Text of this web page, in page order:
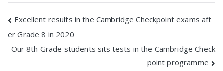
Post
navigation
Excellent results in the Cambridge Checkpoint exams aft
er Grade 8 in 2020
Our 8th Grade students sits tests in the Cambridge Check
point programme